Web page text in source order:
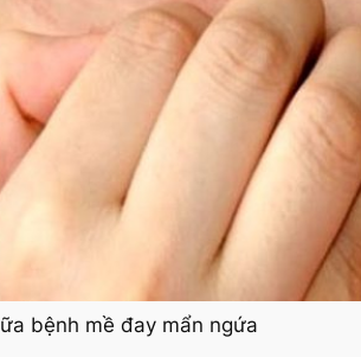
bệnh mề đay mẩn ngứa